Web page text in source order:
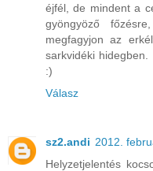
éjfél, de mindent a
gyöngyöző
megfagyjon az
sarkvidéki
:)
Válasz
sz2.andi 2012.
Helyzetjelentés